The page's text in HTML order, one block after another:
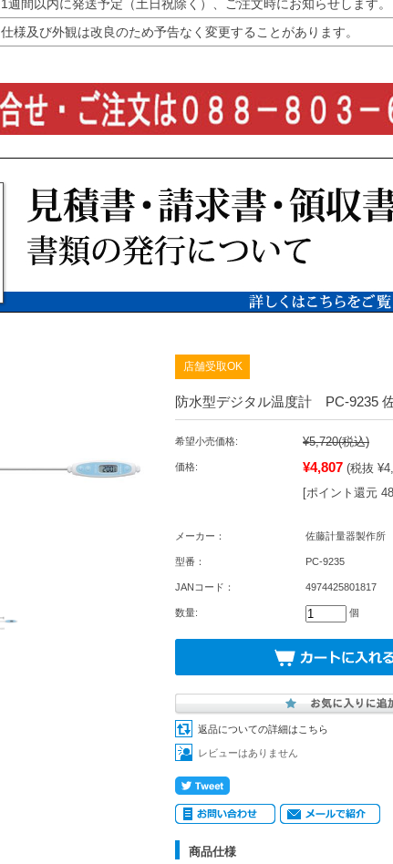
1週間以内に発送予定（土日祝除く）、ご注文時にお知らせします。
仕様及び外観は改良のため予告なく変更することがあります。
店舗受取OK
防水型デジタル温度計 PC-9235
希望小売価格: ¥5,720(税込)
価格: ¥4,807 (税抜
[ポイント還元
メーカー： 佐藤計量器製作所
型番： PC-9235
JANコード： 4974425801817
数量: 個
返品についての詳細はこちら
レビューはありません
商品仕様